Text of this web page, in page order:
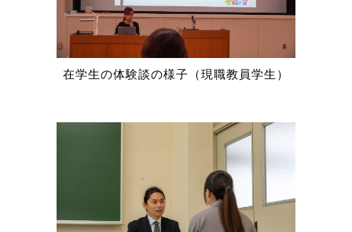
在学生の体験談の様子（現職教員学生）